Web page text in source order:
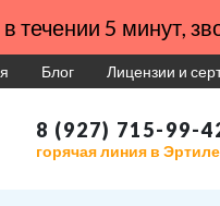
течении 5 минут,
Блог Лицензии и
8 (927) 715-99-
горячая линия в Эртиле